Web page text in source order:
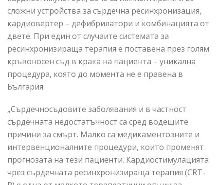
сложни устройства за сърдечна ресинхронизация,
кардиовертер – дефибрилатори и комбинацията от
двете. При един от случаите системата за
ресинхронизираща терапия е поставена през голям
кръвоносен съд в крака на пациента – уникална
процедура, която до момента не е правена в
България.
„Сърдечносъдовите заболявания и в частност
сърдечната недостатъчност са сред водещите
причини за смърт. Малко са медикаментозните и
интервенционалните процедури, които променят
прогнозата на тези пациенти. Кардиостимулацията
чрез сърдечната ресинхронизираща терапия (CRT-